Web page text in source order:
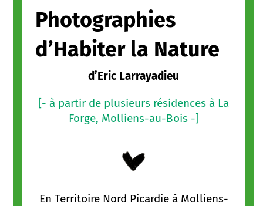
Photographies
d’Habiter la Nature
d’Eric Larrayadieu
[- à partir de plusieurs résidences à La
Forge, Molliens-au-Bois -]
En Territoire Nord Picardie à Molliens-